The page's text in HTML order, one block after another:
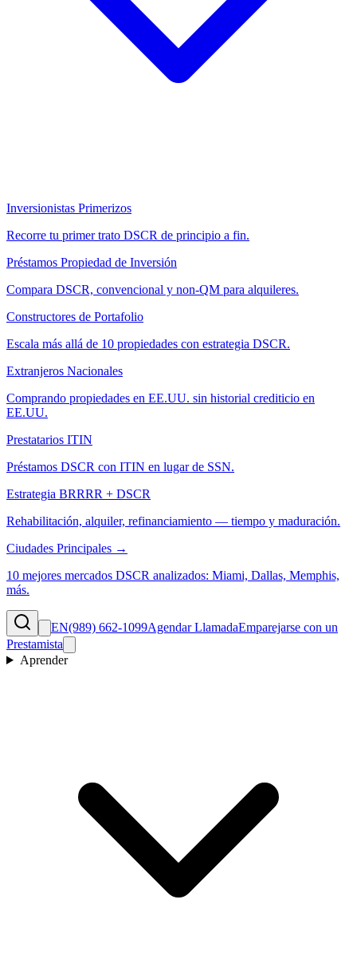
Inversionistas Primerizos
Recorre tu primer trato DSCR de principio a fin.
Préstamos Propiedad de Inversión
Compara DSCR, convencional y non-QM para alquileres.
Constructores de Portafolio
Escala más allá de 10 propiedades con estrategia DSCR.
Extranjeros Nacionales
Comprando propiedades en EE.UU. sin historial crediticio en
EE.UU.
Prestatarios ITIN
Préstamos DSCR con ITIN en lugar de SSN.
Estrategia BRRRR + DSCR
Rehabilitación, alquiler, refinanciamiento — tiempo y maduración.
Ciudades Principales →
10 mejores mercados DSCR analizados: Miami, Dallas, Memphis,
más.
EN(989) 662-1099Agendar LlamadaEmparejarse con un
Prestamista
Aprender